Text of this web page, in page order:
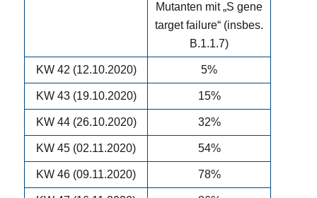
Mutanten mit „S gene
target failure“ (insbes.
B.1.1.7)
KW 42 (12.10.2020) 5%
KW 43 (19.10.2020) 15%
KW 44 (26.10.2020) 32%
KW 45 (02.11.2020) 54%
KW 46 (09.11.2020) 78%